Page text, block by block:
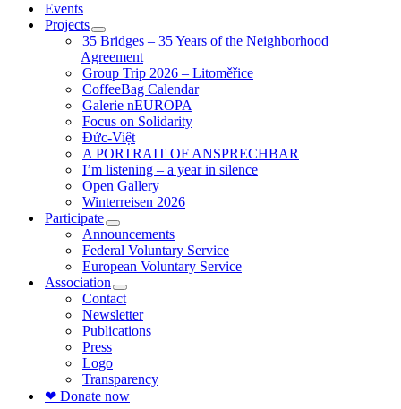
Events
Projects
35 Bridges – 35 Years of the Neighborhood
Agreement
Group Trip 2026 – Litoměřice
CoffeeBag Calendar
Galerie nEUROPA
Focus on Solidarity
Đức-Việt
A PORTRAIT OF ANSPRECHBAR
I’m listening – a year in silence
Open Gallery
Winterreisen 2026
Participate
Announcements
Federal Voluntary Service
European Voluntary Service
Association
Contact
Newsletter
Publications
Press
Logo
Transparency
❤ Donate now